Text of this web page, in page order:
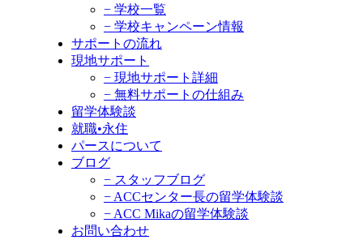
− 学校一覧
− 学校キャンペーン情報
サポートの流れ
現地サポート
− 現地サポート詳細
− 無料サポートの仕組み
留学体験談
就職•永住
パースについて
ブログ
− スタッフブログ
− ACCセンター長の留学体験談
− ACC Mikaの留学体験談
お問い合わせ